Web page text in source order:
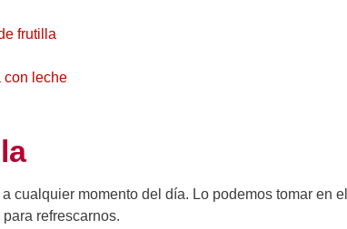
frutilla
con leche
cualquier momento del día. Lo podemos tomar en el
para refrescarnos.